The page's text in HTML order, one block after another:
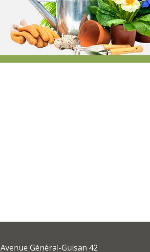
Avenue Général-Guisan 42